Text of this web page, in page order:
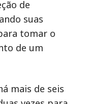
de
suas
tomar o
de um
mais de seis